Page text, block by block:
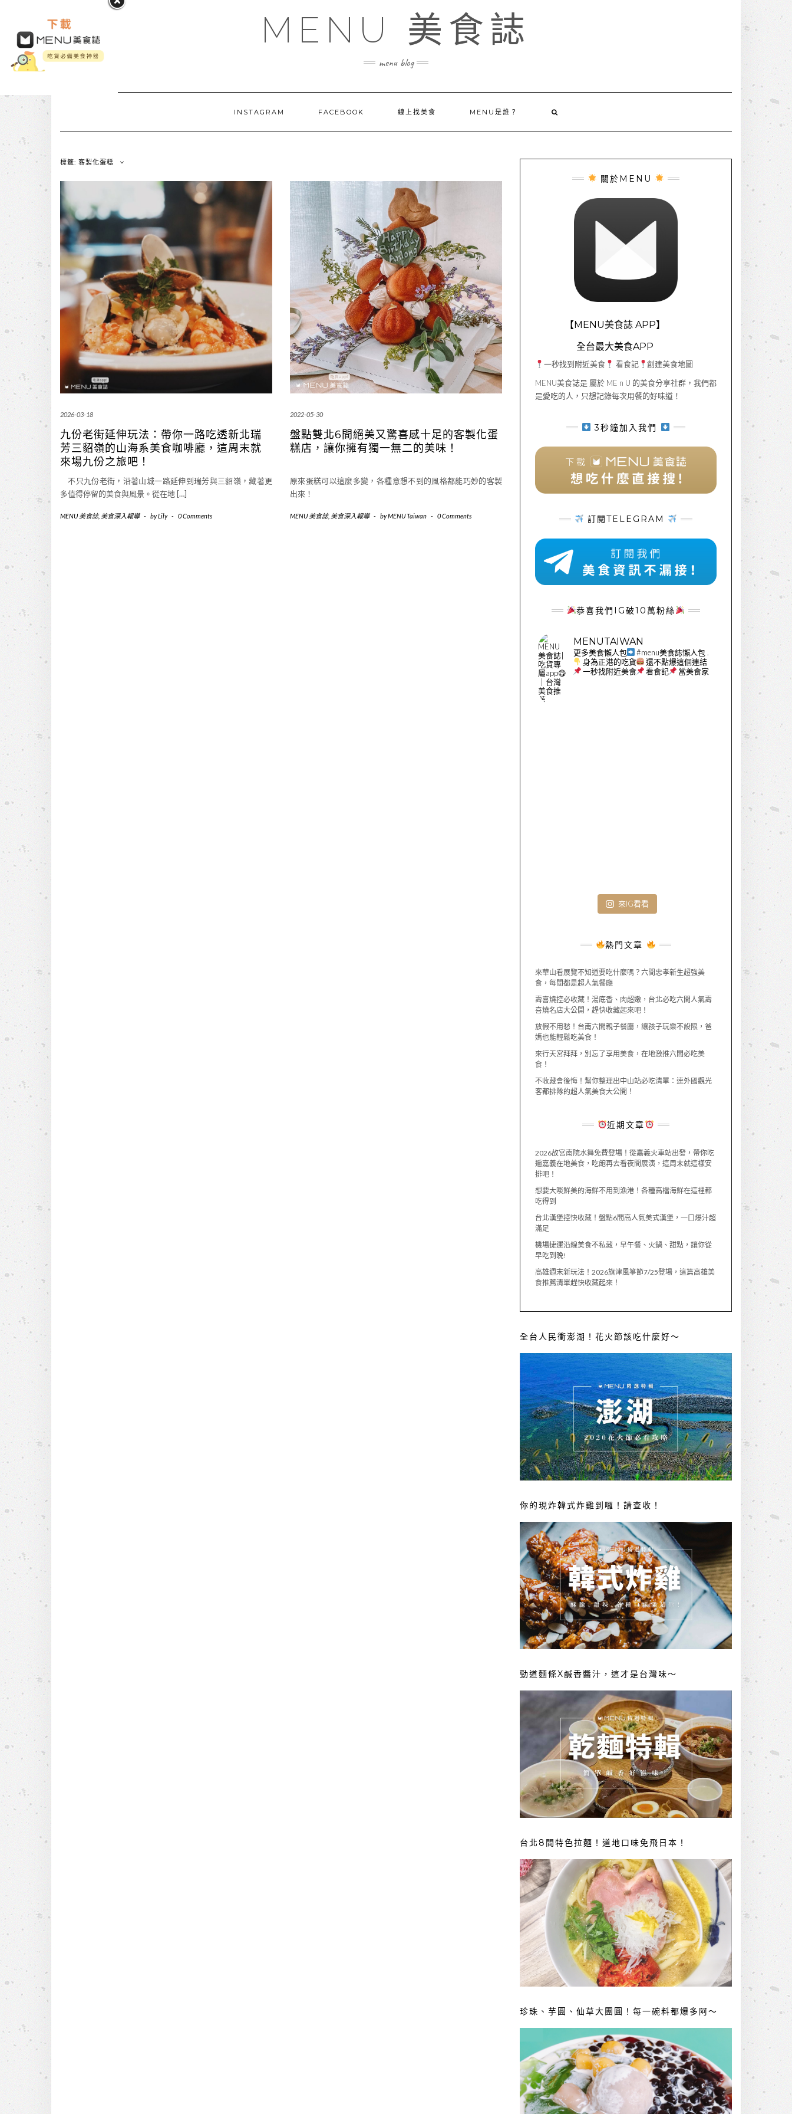
MENU 美食誌
menu blog
INSTAGRAM FACEBOOK 線上找美食 MENU是誰？
標籤: 客製化蛋糕
2026-03-18
九份老街延伸玩法：帶你一路吃透新北瑞
芳三貂嶺的山海系美食咖啡廳，這周末就
來場九份之旅吧！
不只九份老街，沿著山城一路延伸到瑞芳與三貂嶺，藏著更
多值得停留的美食與風景。從在地 […]
MENU 美食誌, 美食深入報導 - byLily - 0 Comments
2022-05-30
盤點雙北6間絕美又驚喜感十足的客製化蛋
糕店，讓你擁有獨一無二的美味！
原來蛋糕可以這麼多變，各種意想不到的風格都能巧妙的客製
出來！
MENU 美食誌, 美食深入報導 - byMENU Taiwan - 0 Comments
關於MENU
【MENU美食誌 APP】
全台最大美食APP
一秒找到附近美食 看食記
創建美食地圖
MENU美食誌是 屬於 ME n U 的美食分享社群，我們都
是愛吃的人，只想記錄每次用餐的好味道！
3秒鐘加入我們
訂閱TELEGRAM
恭喜我們IG破10萬粉絲
MENUTAIWAN
更多美食懶人包 #menu美食誌懶人包 .
身為正港的吃貨
還不點爆這個連結
一秒找附近美食
看食記 當美食家
來IG看看
熱門文章
來華山看展覽不知道要吃什麼嗎？六間忠孝新生超強美
食，每間都是超人氣餐廳
壽喜燒控必收藏！湯底香、肉超嫩，台北必吃六間人氣壽
喜燒名店大公開，趕快收藏起來吧！
放假不用愁！台南六間親子餐廳，讓孩子玩樂不設限，爸
媽也能輕鬆吃美食！
來行天宮拜拜，別忘了享用美食，在地激推六間必吃美
食！
不收藏會後悔！幫你整理出中山站必吃清單：連外國觀光
客都排隊的超人氣美食大公開！
近期文章
2026故宮南院水舞免費登場！從嘉義火車站出發，帶你吃
遍嘉義在地美食，吃飽再去看夜間展演，這周末就這樣安
排吧！
想要大啖鮮美的海鮮不用到漁港！各種高檔海鮮在這裡都
吃得到
台北漢堡控快收藏！盤點6間高人氣美式漢堡，一口爆汁超
滿足
機場捷運沿線美食不私藏，早午餐、火鍋、甜點，讓你從
早吃到晚!
高雄週末新玩法！2026旗津風箏節7/25登場，這篇高雄美
食推薦清單趕快收藏起來！
全台人民衝澎湖！花火節該吃什麼好～
你的現炸韓式炸雞到囉！請查收！
勁道麵條X鹹香醬汁，這才是台灣味～
台北8間特色拉麵！道地口味免飛日本！
珍珠、芋圓、仙草大團圓！每一碗料都爆多阿～